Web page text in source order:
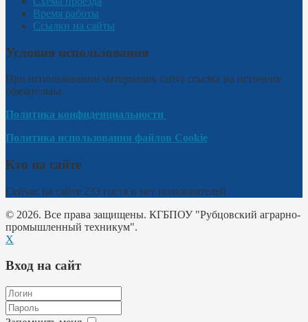
Время работы
Ссылки на сайты
Условия использования
При использовании материалов сайта ссылка на источник
обязательна.
Политика конфиденциальности
Политика использования файлов Cookie
Кто на сайте
Сейчас на сайте 233 гостя и нет пользователей
© 2026. Все права защищены. КГБПОУ "Рубцовский аграрно-
промышленный техникум".
X
Вход на сайт